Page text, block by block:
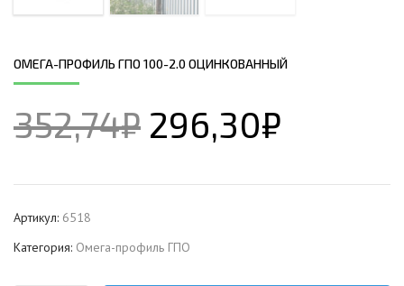
ОМЕГА-ПРОФИЛЬ ГПО 100-2.0 ОЦИНКОВАННЫЙ
352,74₽ 296,30₽
Артикул: 6518
Категория: Омега-профиль ГПО